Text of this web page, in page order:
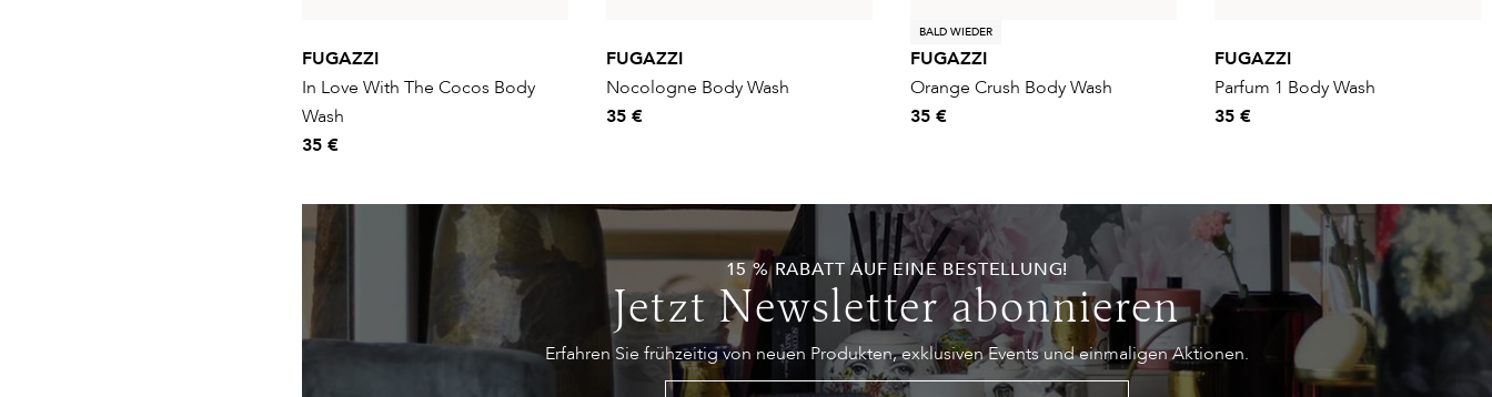
FUGAZZI
In Love With The Cocos Body
Wash
35 €
FUGAZZI
Nocologne Body Wash
35 €
BALD WIEDER
FUGAZZI
Orange Crush Body Wash
35 €
FUGAZZI
Parfum 1 Body Wash
35 €
15 % RABATT AUF EINE BESTELLUNG!
Jetzt Newsletter abonnieren
Erfahren Sie frühzeitig von neuen Produkten, exklusiven Events und einmaligen Aktionen.